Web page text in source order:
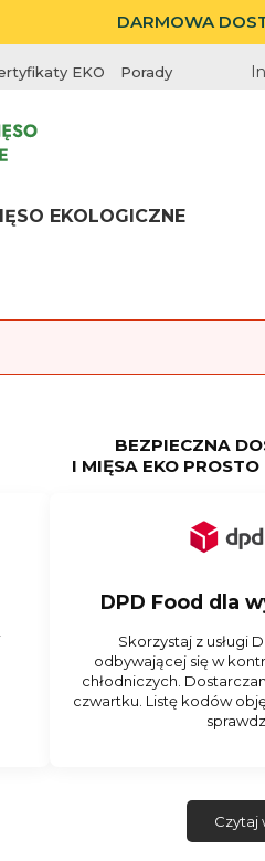
DARMOWA
EKOLOGICZNE
EKO Porady
BEZPIECZNA
I MIĘSA EKO
DPD Food dla
Skorzystaj z usługi
odbywającej się w
chłodniczych.
czwartku. Listę kodów
Czytaj